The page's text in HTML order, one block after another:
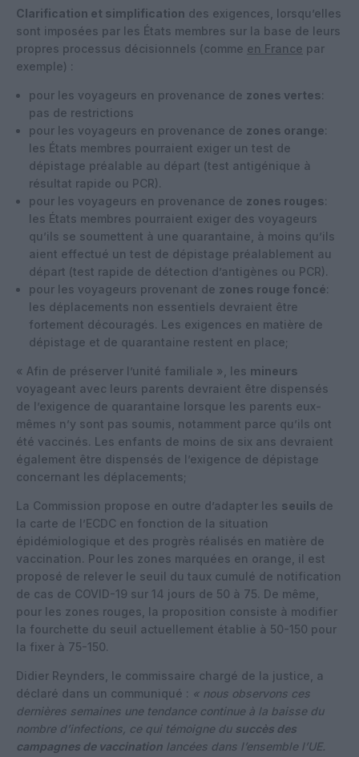
Clarification et simplification des exigences, lorsqu’elles
sont imposées par les États membres sur la base de leurs
propres processus décisionnels (comme en France par
exemple) :
pour les voyageurs en provenance de zones vertes:
pas de restrictions
pour les voyageurs en provenance de zones orange:
les États membres pourraient exiger un test de
dépistage préalable au départ (test antigénique à
résultat rapide ou PCR).
pour les voyageurs en provenance de zones rouges:
les États membres pourraient exiger des voyageurs
qu’ils se soumettent à une quarantaine, à moins qu’ils
aient effectué un test de dépistage préalablement au
départ (test rapide de détection d’antigènes ou PCR).
pour les voyageurs provenant de zones rouge foncé:
les déplacements non essentiels devraient être
fortement découragés. Les exigences en matière de
dépistage et de quarantaine restent en place;
« Afin de préserver l’unité familiale », les mineurs
voyageant avec leurs parents devraient être dispensés
de l’exigence de quarantaine lorsque les parents eux-
mêmes n’y sont pas soumis, notamment parce qu’ils ont
été vaccinés. Les enfants de moins de six ans devraient
également être dispensés de l’exigence de dépistage
concernant les déplacements;
La Commission propose en outre d’adapter les seuils de
la carte de l’ECDC en fonction de la situation
épidémiologique et des progrès réalisés en matière de
vaccination. Pour les zones marquées en orange, il est
proposé de relever le seuil du taux cumulé de notification
de cas de COVID-19 sur 14 jours de 50 à 75. De même,
pour les zones rouges, la proposition consiste à modifier
la fourchette du seuil actuellement établie à 50-150 pour
la fixer à 75-150.
Didier Reynders, le commissaire chargé de la justice, a
déclaré dans un communiqué : « nous observons ces
dernières semaines une tendance continue à la baisse du
nombre d’infections, ce qui témoigne du succès des
campagnes de vaccination lancées dans l’ensemble l’UE.